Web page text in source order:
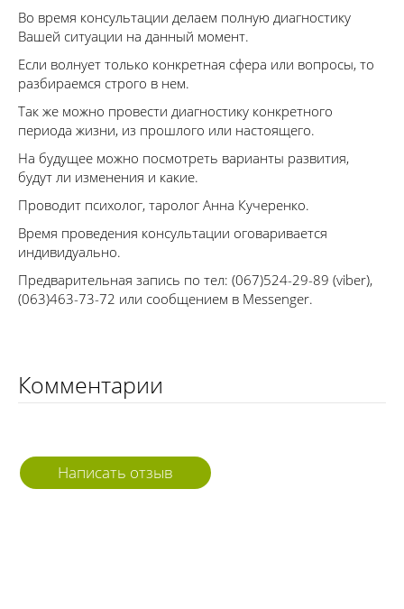
Во время консультации делаем полную диагностику
Вашей ситуации на данный момент.
Если волнует только конкретная сфера или вопросы, то
разбираемся строго в нем.
Так же можно провести диагностику конкретного
периода жизни, из прошлого или настоящего.
На будущее можно посмотреть варианты развития,
будут ли изменения и какие.
Проводит психолог, таролог Анна Кучеренко.
Время проведения консультации оговаривается
индивидуально.
Предварительная запись по тел: (067)524-29-89 (viber),
(063)463-73-72 или сообщением в Messenger.
Комментарии
Написать отзыв